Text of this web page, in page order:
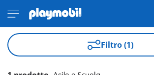
Filtro (1)